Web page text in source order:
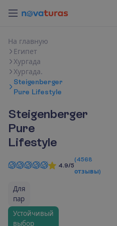
На главную
Египет
Хургада
Хургада.
Steigenberger
Pure Lifestyle
Steigenberger
Pure
Lifestyle
4.9/5
(4568
отзывы)
Для
пар
Устойчивый
выбор